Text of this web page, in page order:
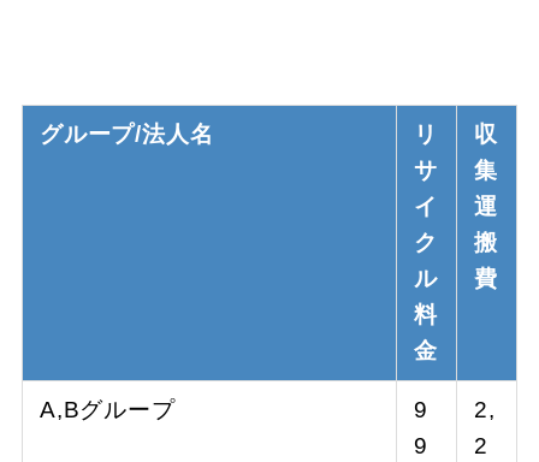
グループ/法人名
リ
サ
イ
ク
ル
料
金
収
集
運
搬
費
A,Bグループ
9
9
2,
2